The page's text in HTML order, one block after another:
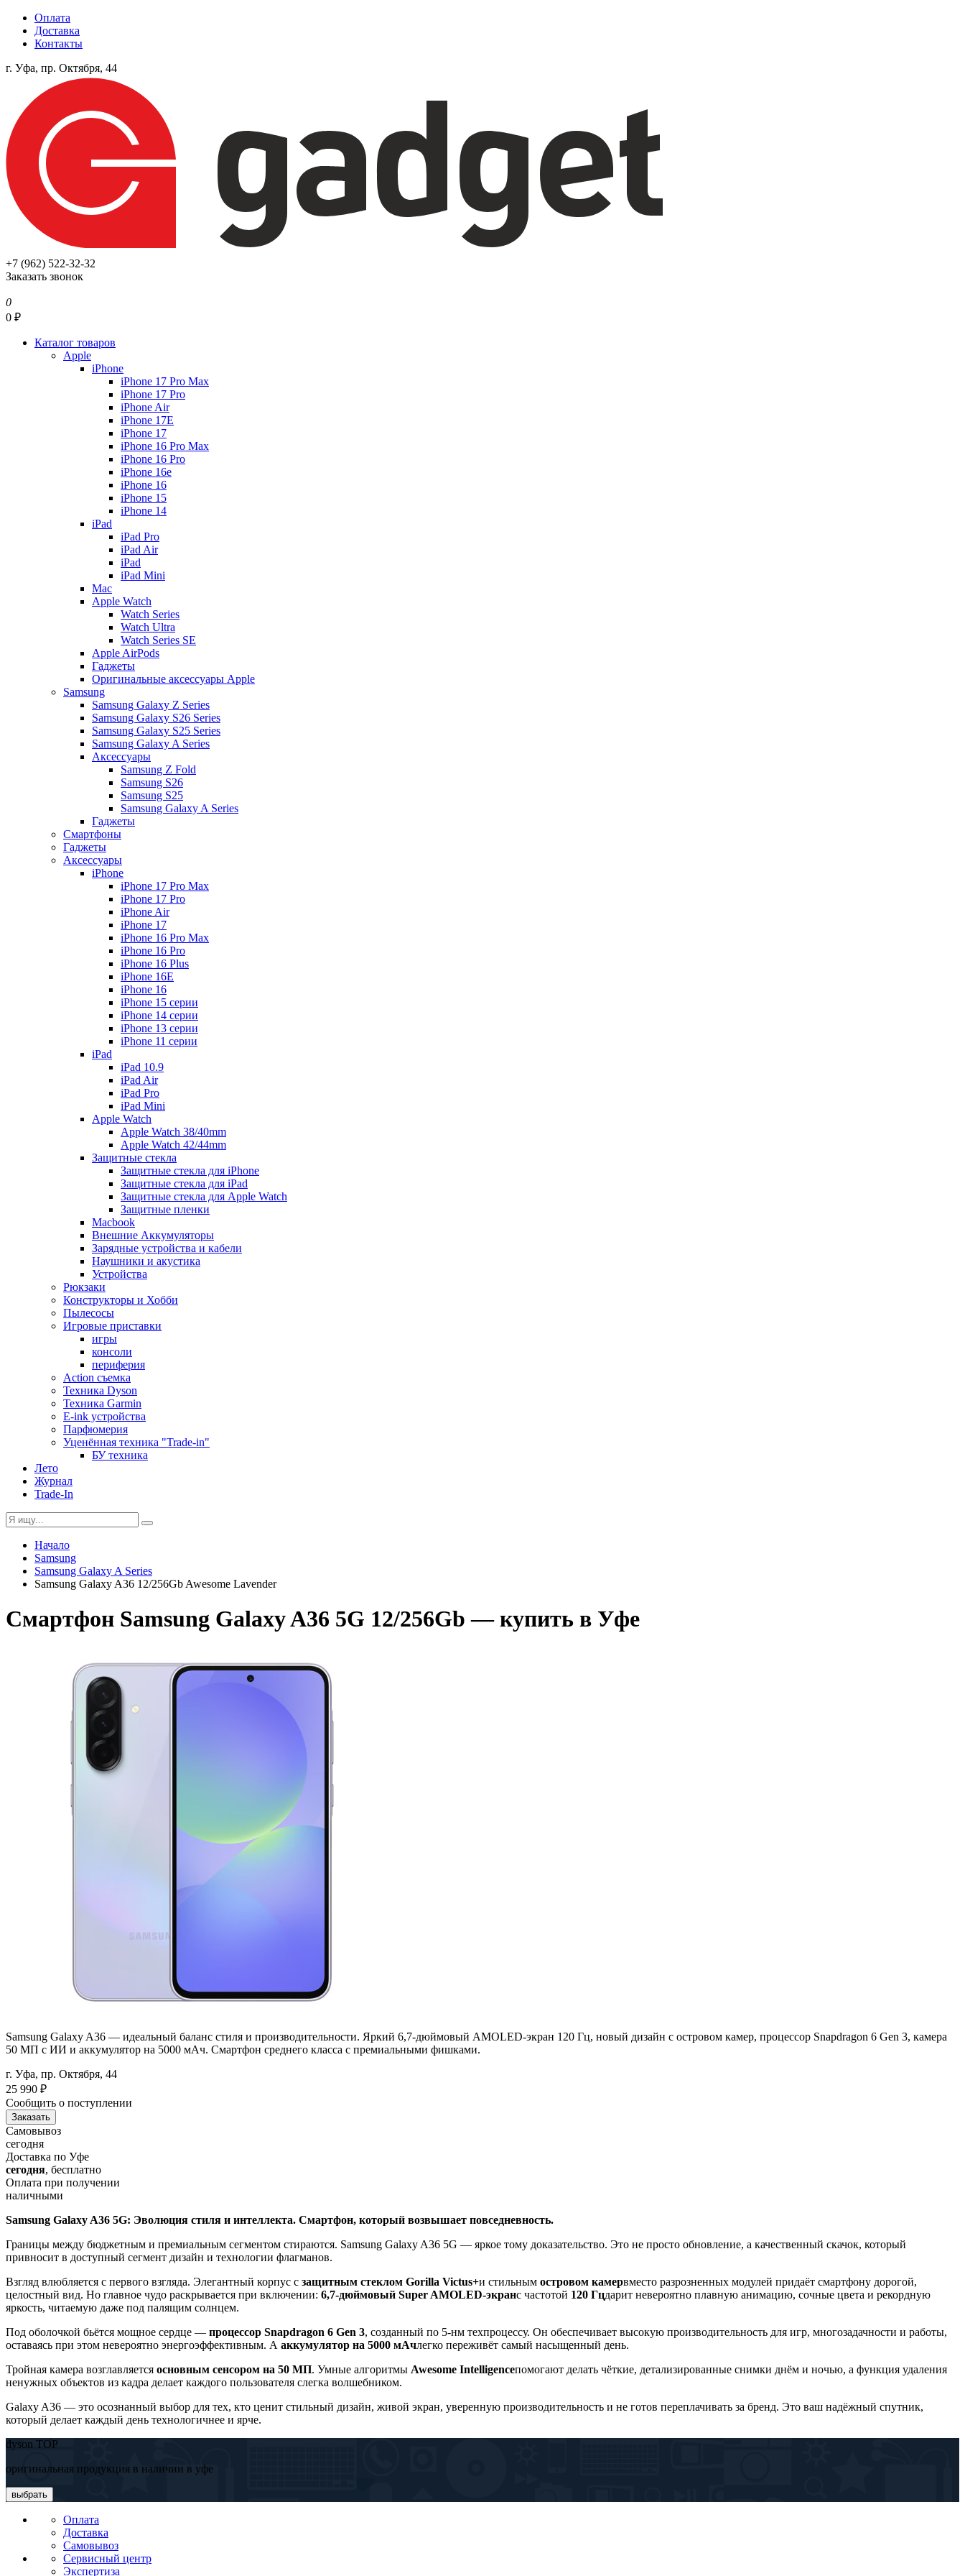
Оплата
Доставка
Контакты
г. Уфа, пр. Октября, 44
+7 (962) 522-32-32
Заказать звонок
0
0 ₽
Каталог товаров
Apple
iPhone
iPhone 17 Pro Max
iPhone 17 Pro
iPhone Air
iPhone 17E
iPhone 17
iPhone 16 Pro Max
iPhone 16 Pro
iPhone 16e
iPhone 16
iPhone 15
iPhone 14
iPad
iPad Pro
iPad Air
iPad
iPad Mini
Mac
Apple Watch
Watch Series
Watch Ultra
Watch Series SE
Apple AirPods
Гаджеты
Оригинальные аксессуары Apple
Samsung
Samsung Galaxy Z Series
Samsung Galaxy S26 Series
Samsung Galaxy S25 Series
Samsung Galaxy A Series
Аксессуары
Samsung Z Fold
Samsung S26
Samsung S25
Samsung Galaxy A Series
Гаджеты
Смартфоны
Гаджеты
Аксессуары
iPhone
iPhone 17 Pro Max
iPhone 17 Pro
iPhone Air
iPhone 17
iPhone 16 Pro Max
iPhone 16 Pro
iPhone 16 Plus
iPhone 16E
iPhone 16
iPhone 15 серии
iPhone 14 серии
iPhone 13 серии
iPhone 11 серии
iPad
iPad 10.9
iPad Air
iPad Pro
iPad Mini
Apple Watch
Apple Watch 38/40mm
Apple Watch 42/44mm
Защитные стекла
Защитные стекла для iPhone
Защитные стекла для iPad
Защитные стекла для Apple Watch
Защитные пленки
Macbook
Внешние Аккумуляторы
Зарядные устройства и кабели
Наушники и акустика
Устройства
Рюкзаки
Конструкторы и Хобби
Пылесосы
Игровые приставки
игры
консоли
периферия
Action съемка
Техника Dyson
Техника Garmin
E-ink устройства
Парфюмерия
Уценённая техника "Trade-in"
БУ техника
Лето
Журнал
Trade-In
Начало
Samsung
Samsung Galaxy A Series
Samsung Galaxy A36 12/256Gb Awesome Lavender
Смартфон Samsung Galaxy A36 5G 12/256Gb — купить в Уфе
Samsung Galaxy A36 — идеальный баланс стиля и производительности. Яркий 6,7-дюймовый AMOLED-экран 120 Гц, новый дизайн с островом камер, процессор Snapdragon 6 Gen 3, камера
50 МП с ИИ и аккумулятор на 5000 мАч. Смартфон среднего класса с премиальными фишками.
г. Уфа, пр. Октября, 44
25 990 ₽
Сообщить о поступлении
Заказать
Самовывоз
сегодня
Доставка по Уфе
сегодня, бесплатно
Оплата при получении
наличными
Samsung Galaxy A36 5G: Эволюция стиля и интеллекта. Смартфон, который возвышает повседневность.
Границы между бюджетным и премиальным сегментом стираются. Samsung Galaxy A36 5G — яркое тому доказательство. Это не просто обновление, а качественный скачок, который
привносит в доступный сегмент дизайн и технологии флагманов.
Взгляд влюбляется с первого взгляда. Элегантный корпус с защитным стеклом Gorilla Victus+и стильным островом камервместо разрозненных модулей придаёт смартфону дорогой,
целостный вид. Но главное чудо раскрывается при включении: 6,7-дюймовый Super AMOLED-экранс частотой 120 Гцдарит невероятно плавную анимацию, сочные цвета и рекордную
яркость, читаемую даже под палящим солнцем.
Под оболочкой бьётся мощное сердце — процессор Snapdragon 6 Gen 3, созданный по 5-нм техпроцессу. Он обеспечивает высокую производительность для игр, многозадачности и работы,
оставаясь при этом невероятно энергоэффективным. А аккумулятор на 5000 мАчлегко переживёт самый насыщенный день.
Тройная камера возглавляется основным сенсором на 50 МП. Умные алгоритмы Awesome Intelligenceпомогают делать чёткие, детализированные снимки днём и ночью, а функция удаления
ненужных объектов из кадра делает каждого пользователя слегка волшебником.
Galaxy A36 — это осознанный выбор для тех, кто ценит стильный дизайн, живой экран, уверенную производительность и не готов переплачивать за бренд. Это ваш надёжный спутник,
который делает каждый день технологичнее и ярче.
dyson TOP
оригинальная продукция в наличии в уфе
выбрать
Оплата
Доставка
Самовывоз
Сервисный центр
Экспертиза